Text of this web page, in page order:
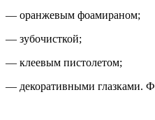
— оранжевым фоамираном;
— зубочисткой;
— клеевым пистолетом;
— декоративными глазками.